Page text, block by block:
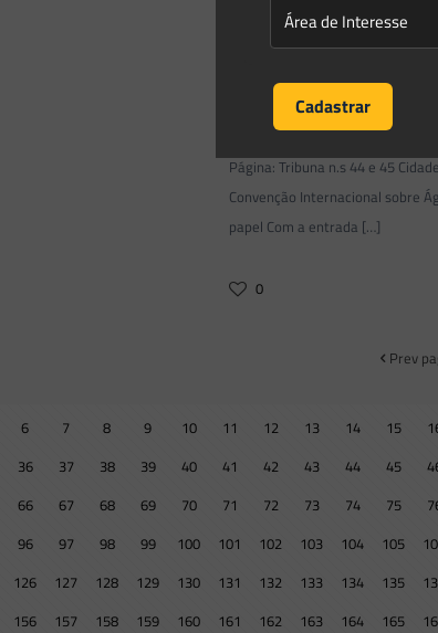
Saes Advogadoson 16/01/
Convenção
Água de Lastro
Data: janeiro/2017 Veículo:
Página: Tribuna n.s 44 e 45
Convenção Internacional sobre
papel Com a entrada […]
0
Prev
6 7 8 9 10 11 12 13 14 15
36 37 38 39 40 41 42 43 44 45
66 67 68 69 70 71 72 73 74 75
96 97 98 99 100 101 102 103 104 105
126 127 128 129 130 131 132 133 134 135
156 157 158 159 160 161 162 163 164 165